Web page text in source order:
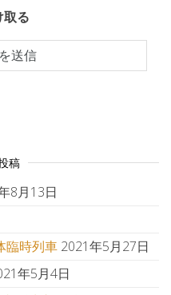
る
稿
8月13日
臨時列車 2021年5月27日
年5月4日